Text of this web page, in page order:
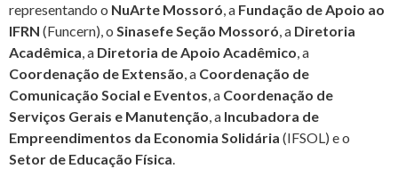
representando o NuArte Mossoró, a Fundação de Apoio ao
IFRN (Funcern), o Sinasefe Seção Mossoró, a Diretoria
Acadêmica, a Diretoria de Apoio Acadêmico, a
Coordenação de Extensão, a Coordenação de
Comunicação Social e Eventos, a Coordenação de
Serviços Gerais e Manutenção, a Incubadora de
Empreendimentos da Economia Solidária (IFSOL) e o
Setor de Educação Física.